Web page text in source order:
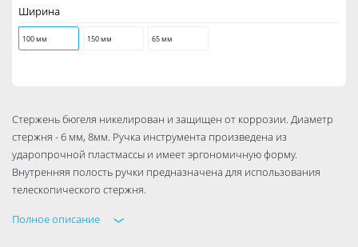
Ширина
100 мм 150 мм 65 мм
Стержень бюгеля никелирован и защищен от коррозии. Диаметр
стержня - 6 мм, 8мм. Ручка инструмента произведена из
ударопрочной пластмассы и имеет эргономичную форму.
Внутренняя полость ручки предназначена для использования
телескопического стержня.
Полное описание